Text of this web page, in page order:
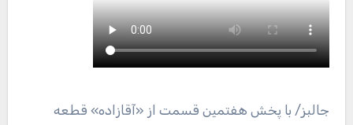
جالبز/ با پخش هفتمین قسمت از «آقازاده» قطعه